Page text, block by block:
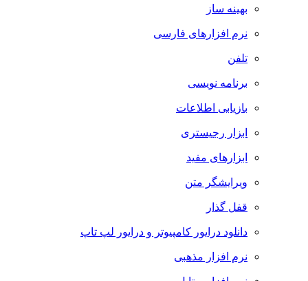
بهینه ساز
نرم افزارهای فارسی
تلفن
برنامه نویسی
بازیابی اطلاعات
ابزار رجیستری
ابزارهای مفید
ویرایشگر متن
قفل گذار
دانلود درایور کامپیوتر و درایور لپ تاپ
نرم افزار مذهبی